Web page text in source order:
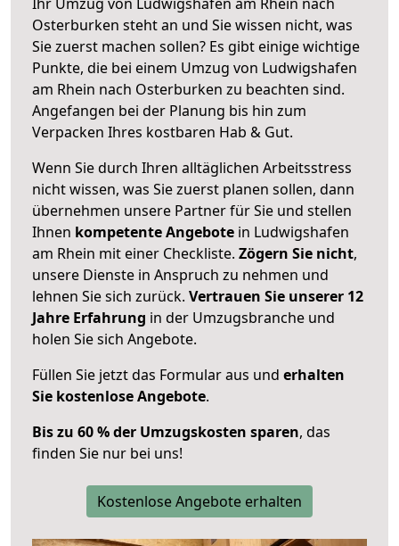
Osterburken steht an und Sie wissen nicht, was
Sie zuerst machen sollen? Es gibt einige wichtige
Punkte, die bei einem Umzug von Ludwigshafen
am Rhein nach Osterburken zu beachten sind.
Angefangen bei der Planung bis hin zum
Verpacken Ihres kostbaren Hab & Gut.
Wenn Sie durch Ihren alltäglichen Arbeitsstress
nicht wissen, was Sie zuerst planen sollen, dann
übernehmen unsere Partner für Sie und stellen
Ihnen kompetente Angebote in Ludwigshafen
am Rhein mit einer Checkliste. Zögern Sie nicht,
unsere Dienste in Anspruch zu nehmen und
lehnen Sie sich zurück. Vertrauen Sie unserer 12
Jahre Erfahrung in der Umzugsbranche und
holen Sie sich Angebote.
Füllen Sie jetzt das Formular aus und erhalten
Sie kostenlose Angebote.
Bis zu 60 % der Umzugskosten sparen, das
finden Sie nur bei uns!
Kostenlose Angebote erhalten